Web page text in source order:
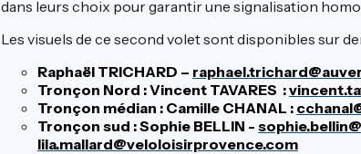
dans leurs choix pour garantir une signalisation
Les visuels de ce second volet sont disponibles sur
Raphaël TRICHARD –
Tronçon Nord : Vincent TAVARES :
Tronçon médian : Camille CHANAL :
Tronçon sud : Sophie BELLIN -
lila.mallard@veloloisirprovence.com